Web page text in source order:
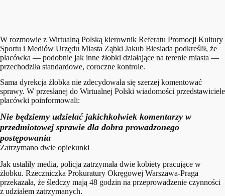
W rozmowie z Wirtualną Polską kierownik Referatu Promocji Kultury
Sportu i Mediów Urzędu Miasta Ząbki Jakub Biesiada podkreślił, że
placówka — podobnie jak inne żłobki działające na terenie miasta —
przechodziła standardowe, coroczne kontrole.
Sama dyrekcja żłobka nie zdecydowała się szerzej komentować
sprawy. W przesłanej do Wirtualnej Polski wiadomości przedstawiciele
placówki poinformowali:
Nie będziemy udzielać jakichkolwiek komentarzy w
przedmiotowej sprawie dla dobra prowadzonego
postępowania
Zatrzymano dwie opiekunki
Jak ustaliły media, policja zatrzymała dwie kobiety pracujące w
żłobku. Rzeczniczka Prokuratury Okręgowej Warszawa-Praga
przekazała, że śledczy mają 48 godzin na przeprowadzenie czynności
z udziałem zatrzymanych.